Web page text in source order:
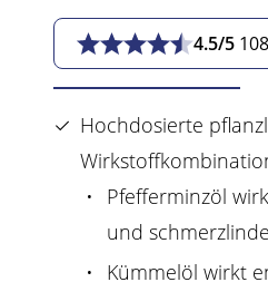
4.5/5
Hochdosierte
Wirkstoff
Pfefferminzöl
und
Kümmelöl wirkt